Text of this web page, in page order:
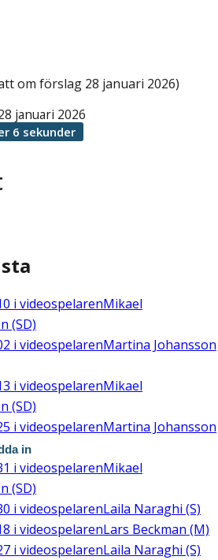
om förslag 28 januari 2026)
januari 2026
6 sekunder
i videospelarenMikael
(SD)
i videospelarenMartina Johansson
i videospelarenMikael
(SD)
i videospelarenMartina Johansson
i videospelarenMikael
(SD)
i videospelarenLaila Naraghi (S)
i videospelarenLars Beckman (M)
i videospelarenLaila Naraghi (S)
in